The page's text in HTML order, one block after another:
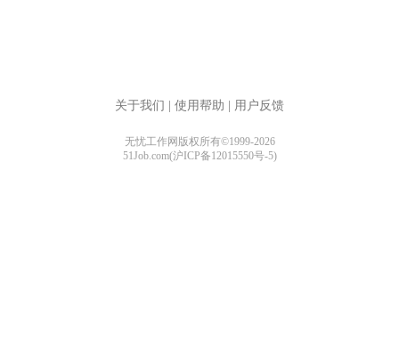
关于我们 使用帮助 用户反馈
无忧工作网版权所有©1999-2026
51Job.com(沪ICP备12015550号-5)